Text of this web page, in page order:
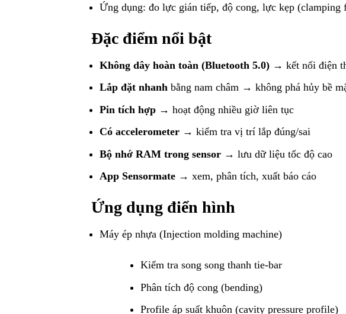
Ứng dụng: đo lực gián tiếp, độ cong, lực kẹp (clamping
Đặc điểm nổi bật
Không dây hoàn toàn (Bluetooth 5.0)→ kết nối điện
Lắp đặt nhanhbằng nam châm → không phá hủy bề
Pin tích hợp→ hoạt động nhiều giờ liên tục
Có accelerometer→ kiểm tra vị trí lắp đúng/sai
Bộ nhớ RAM trong sensor→ lưu dữ liệu tốc độ cao
App Sensormate→ xem, phân tích, xuất báo cáo
Ứng dụng điển hình
Máy ép nhựa (Injection molding machine)
Kiểm tra song song thanh tie-bar
Phân tích độ cong (bending)
Profile áp suất khuôn (cavity pressure profile)